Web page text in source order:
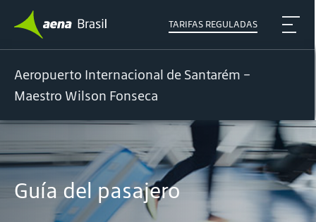
TARIFAS REGULADAS
Aeropuerto Internacional de Santarém –
Maestro Wilson Fonseca
Guía del pasajero